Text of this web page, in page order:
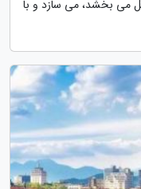
می بخشد، می سازد و با